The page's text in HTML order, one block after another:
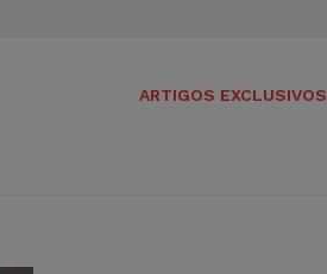
ARTIGOS EXCLUSIVOS